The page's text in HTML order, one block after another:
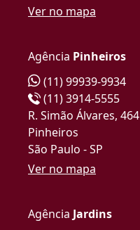
Ver no mapa
Agência Pinheiros
(11) 99939-9934
(11) 3914-5555
R. Simão Álvares, 464
Pinheiros
São Paulo - SP
Ver no mapa
Agência Jardins